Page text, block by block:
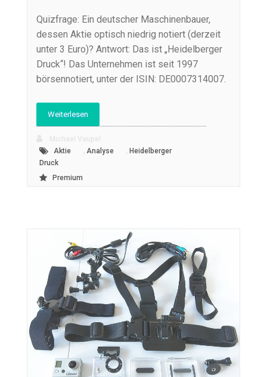
Quizfrage: Ein deutscher Maschinenbauer,
dessen Aktie optisch niedrig notiert (derzeit
unter 3 Euro)? Antwort: Das ist „Heidelberger
Druck“! Das Unternehmen ist seit 1997
börsennotiert, unter der ISIN: DE0007314007.
Weiterlesen
Aktie
Analyse
Heidelberger
Druck
Premium